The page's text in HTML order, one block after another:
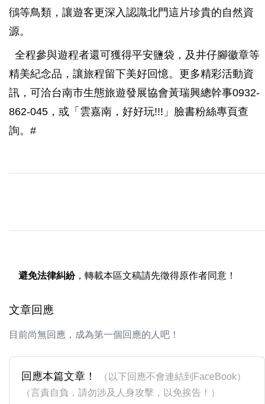
鴴等鳥類，讓遊客更深入認識北門這片珍貴的自然資
源。
全程參與遊程者還可獲得平安鹽袋，及井仔腳徽章等
精美紀念品，讓旅程留下美好回憶。更多精彩活動資
訊，可洽台南市生態旅遊發展協會黃瑞興總幹事0932-
862-045，或「雲嘉南，好好玩!!!」臉書粉絲專頁查
詢。#
避免法律糾紛，轉載本區文稿請先徵得原作者同意！
文章回應
目前尚無回應，成為第一個回應的人吧！
回應本篇文章！
（以下回應不會連結到FaceBook）
（言責自負，請勿涉及人身攻擊，以免挨告！）